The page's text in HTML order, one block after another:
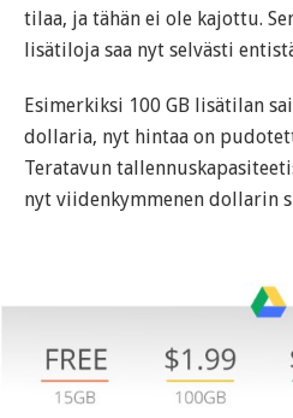
tilaa, ja tähän ei ole kajottu.
lisätiloja saa nyt selvästi
Esimerkiksi 100 GB lisätilan
dollaria, nyt hintaa on
Teratavun
nyt viidenkymmenen dollarin